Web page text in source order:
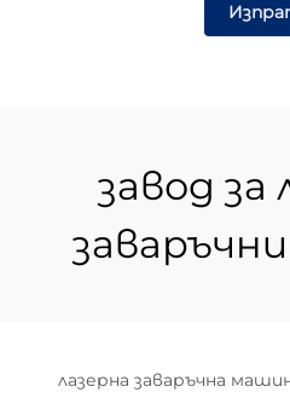
завод за
лазерна заваръчна